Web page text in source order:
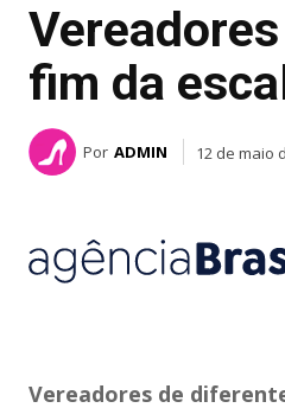
fim da
Por ADMIN 12 de maio
Vereadores de